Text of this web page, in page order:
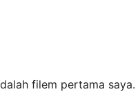
filem pertama saya.